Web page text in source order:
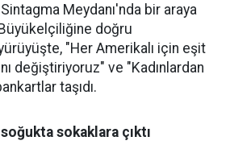
Meydanı'nda bir araya
doğru
"Her Amerikalı için eşit
değiştiriyoruz" ve "Kadınlardan
taşıdı.
sokaklara çıktı